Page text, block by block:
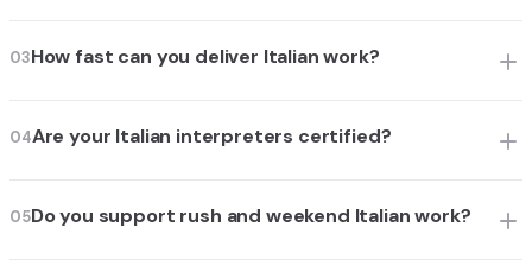
03How fast can you deliver Italian work?
04Are your Italian interpreters certified?
05Do you support rush and weekend Italian work?